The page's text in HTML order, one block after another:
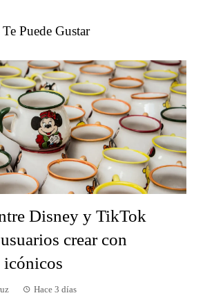
Puede Gustar
Disney y TikTok
crear con
icónicos
Hace 3 días